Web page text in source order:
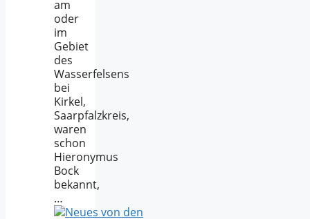
am
oder
im
Gebiet
des
Wasserfelsens
bei
Kirkel,
Saarpfalzkreis,
waren
schon
Hieronymus
Bock
bekannt,
…